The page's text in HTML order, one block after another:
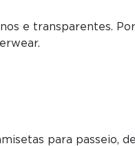
e transparentes.
para passeio,